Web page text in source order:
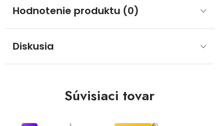
Hodnotenie produktu (0)
Diskusia
Súvisiaci tovar